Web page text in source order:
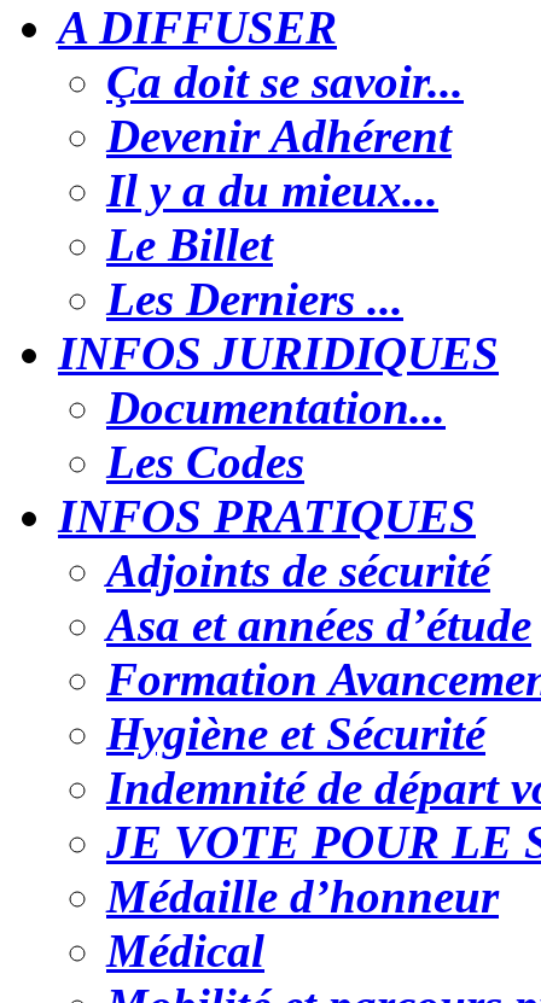
A DIFFUSER
Ça doit se savoir...
Devenir Adhérent
Il y a du mieux...
Le Billet
Les Derniers ...
INFOS JURIDIQUES
Documentation...
Les Codes
INFOS PRATIQUES
Adjoints de sécurité
Asa et années d’étude
Formation
Hygiène et Sécurité
Indemnité de départ
JE VOTE POUR LE
Médaille d’honneur
Médical